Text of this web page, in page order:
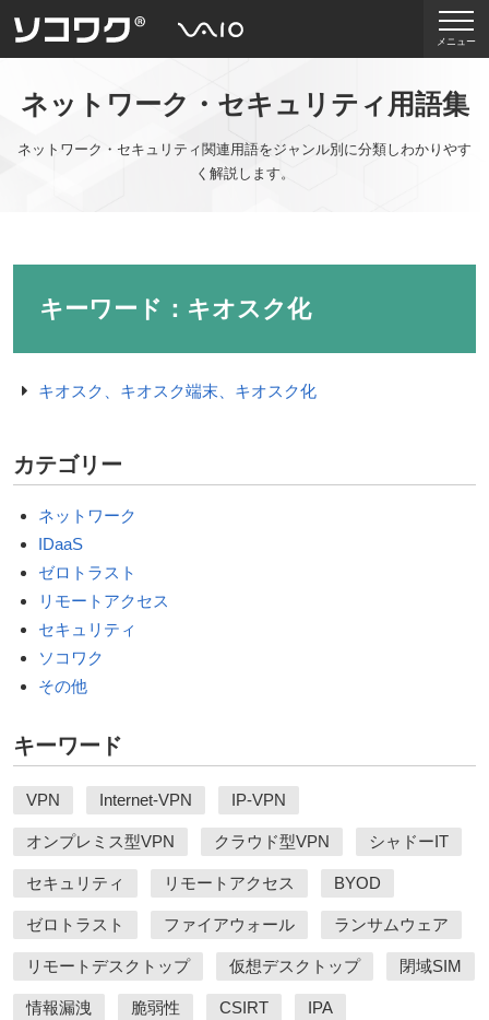
メニュー
ネットワーク・セキュリティ用語集
ネットワーク・セキュリティ関連用語をジャンル別に分類しわかりやす
く解説します。
キーワード：キオスク化
キオスク、キオスク端末、キオスク化
カテゴリー
ネットワーク
IDaaS
ゼロトラスト
リモートアクセス
セキュリティ
ソコワク
その他
キーワード
VPN Internet-VPN IP-VPN
オンプレミス型VPN クラウド型VPN シャドーIT
セキュリティ リモートアクセス BYOD
ゼロトラスト ファイアウォール ランサムウェア
リモートデスクトップ 仮想デスクトップ 閉域SIM
情報漏洩 脆弱性 CSIRT IPA